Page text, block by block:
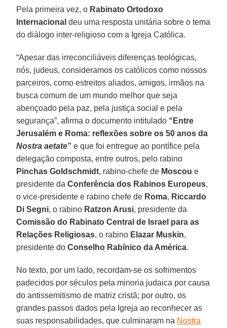
Pela primeira vez, o Rabinato Ortodoxo
Internacional deu uma resposta unitária sobre o tema
do diálogo inter-religioso com a Igreja Católica.
“Apesar das irreconciliáveis diferenças teológicas,
nós, judeus, consideramos os católicos como nossos
parceiros, como estreitos aliados, amigos, irmãos na
busca comum de um mundo melhor que seja
abençoado pela paz, pela justiça social e pela
segurança”, afirma o documento intitulado “Entre
Jerusalém e Roma: reflexões sobre os 50 anos da
Nostra aetate” e que foi entregue ao pontífice pela
delegação composta, entre outros, pelo rabino
Pinchas Goldschmidt, rabino-chefe de Moscou e
presidente daConferência dos Rabinos Europeus,
o vice-presidente e rabino chefe de Roma, Riccardo
Di Segni, o rabino Ratzon Arusi, presidente da
Comissão do Rabinato Central de Israel para as
Relações Religiosas, o rabino Elazar Muskin,
presidente doConselho Rabínico da América.
No texto, por um lado, recordam-se os sofrimentos
padecidos por séculos pela minoria judaica por causa
do antissemitismo de matriz cristã; por outro, os
grandes passos dados pela Igreja ao reconhecer as
suas responsabilidades, que culminaram na Nostra